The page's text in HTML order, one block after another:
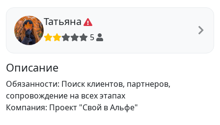
Татьяна
5
Описание
Обязанности: Поиск клиентов, партнеров,
сопровождение на всех этапах
Компания: Проект "Свой в Альфе"